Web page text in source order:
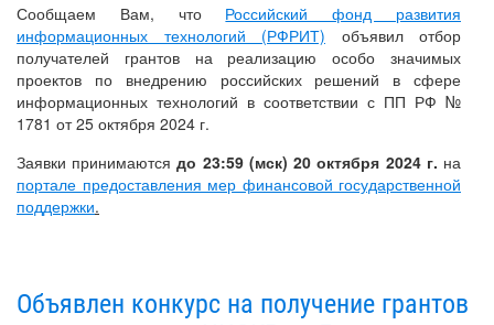
Сообщаем Вам, что Российский фонд развития
информационных технологий (РФРИТ) объявил отбор
получателей грантов на реализацию особо значимых
проектов по внедрению российских решений в сфере
информационных технологий в соответствии с ПП РФ №
1781 от 25 октября 2024 г.
Заявки принимаютсядо 23:59 (мск) 20 октября 2024 г. на
портале предоставления мер финансовой государственной
поддержки.
Объявлен конкурс на получение грантов